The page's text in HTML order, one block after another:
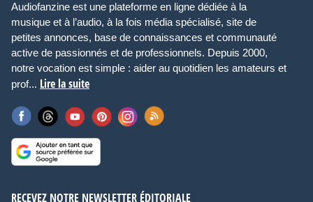
Audiofanzine est une plateforme en ligne dédiée à la
musique et à l’audio, à la fois média spécialisé, site de
petites annonces, base de connaissances et communauté
active de passionnés et de professionnels. Depuis 2000,
notre vocation est simple : aider au quotidien les amateurs et
prof... Lire la suite
RECEVEZ NOTRE NEWSLETTER ÉDITORIALE